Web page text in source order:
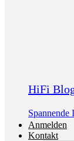
HiFi
Anmelden
Kontakt